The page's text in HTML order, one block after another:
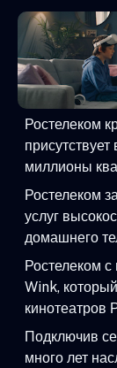
Ростелеком
миллионы
Ростелеком
услуг
домашнего
Ростелеком
Wink,
кинотеатров
Подключив
много лет